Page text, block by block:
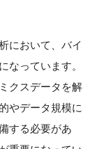
において、バイ
なっています。
クスデータを解
やデータ規模に
する必要があ